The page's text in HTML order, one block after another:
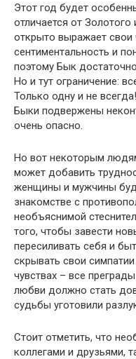
Этот год будет
отличается от
открыто выражает свои
сентиментальность и
поэтому Бык
Но и тут ограничение:
Только одну и не
Быки подвержены
очень опасно.
Но вот некоторым
может добавить
женщины и мужчины
знакомстве с
необъяснимой
того, чтобы завести
пересиливать себя и
скрывать свои
чувствах – все
любви должно стать
судьбы уготовили
Стоит отметить, что
коллегами и друзьями,